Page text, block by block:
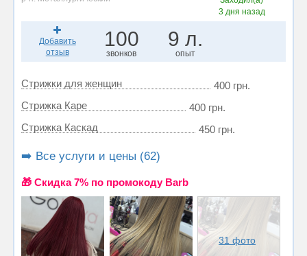
3 дня назад
Добавить
отзыв
100
звонков
9 л.
опыт
Стрижки для женщин
400 грн.
Стрижка Каре
400 грн.
Стрижка Каскад
450 грн.
➡️ Все услуги и цены (62)
🎁 Cкидка 7% по промокоду Barb
31 фото